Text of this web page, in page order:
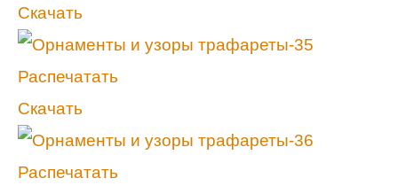
Скачать
Распечатать
Скачать
Распечатать